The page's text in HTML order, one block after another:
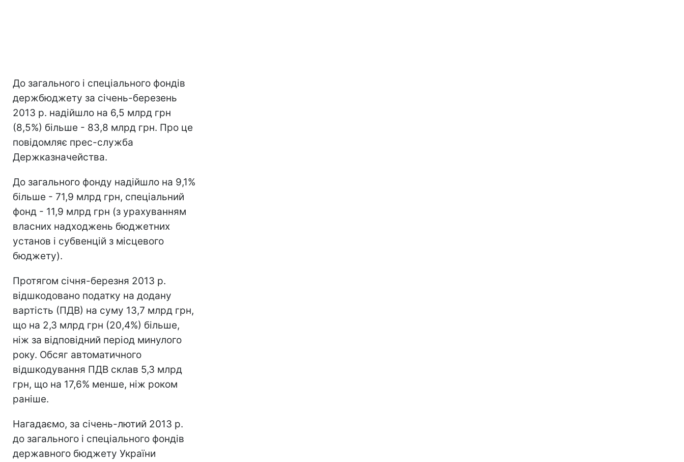
До загального і спеціального фондів
держбюджету за січень-березень
2013 р. надійшло на 6,5 млрд грн
(8,5%) більше - 83,8 млрд грн. Про це
повідомляє прес-служба
Держказначейства.
До загального фонду надійшло на 9,1%
більше - 71,9 млрд грн, спеціальний
фонд - 11,9 млрд грн (з урахуванням
власних надходжень бюджетних
установ і субвенцій з місцевого
бюджету).
Протягом січня-березня 2013 р.
відшкодовано податку на додану
вартість (ПДВ) на суму 13,7 млрд грн,
що на 2,3 млрд грн (20,4%) більше,
ніж за відповідний період минулого
року. Обсяг автоматичного
відшкодування ПДВ склав 5,3 млрд
грн, що на 17,6% менше, ніж роком
раніше.
Нагадаємо, за січень-лютий 2013 р.
до загального і спеціального фондів
державного бюджету України